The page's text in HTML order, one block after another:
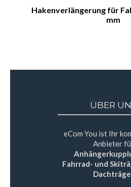
Hakenverlängerung für
mm
ÜBER
eCom You ist Ihr
Anbieter
Fahrrad- und